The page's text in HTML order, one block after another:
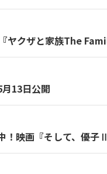
ヤクザと家族The
13日公開
！映画『そして、優子Ⅱ